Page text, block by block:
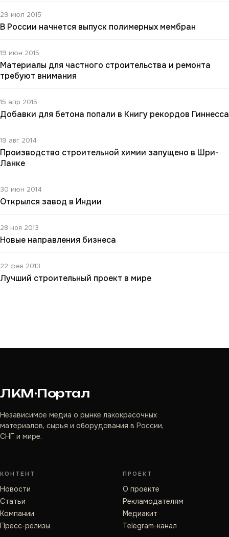
29 июл 2015
В России начнется выпуск полимерных мембран
19 июн 2015
Материалы для частного строительства и ремонта
требуют внимания
15 апр 2015
Добавки для бетона попали в Книгу рекордов Гиннесса
19 авг 2014
Производство строительной химии запущено в Шри-
Ланке
30 июн 2014
Открылся завод в Индии
28 ноя 2013
Новые направления бизнеса
22 фев 2013
Лучший строительный проект в мире
ЛКМ·Портал
Независимое медиа о рынке лакокрасочных
материалов, сырья и оборудования в России,
СНГ и мире.
КОНТЕНТ
Новости
Статьи
Компании
Пресс-релизы
ПРОЕКТ
О проекте
Рекламодателям
Медиакит
Telegram-канал